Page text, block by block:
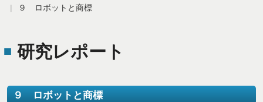
当事務所について
弁護士紹介
顧問弁護士のご案内
９ ロボットと商標
研究レポート
９ ロボットと商標